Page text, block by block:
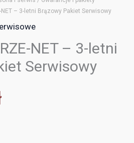
– 3-letni Brązowy Pakiet Serwisowy
NET – 3-letni
Serwisowy